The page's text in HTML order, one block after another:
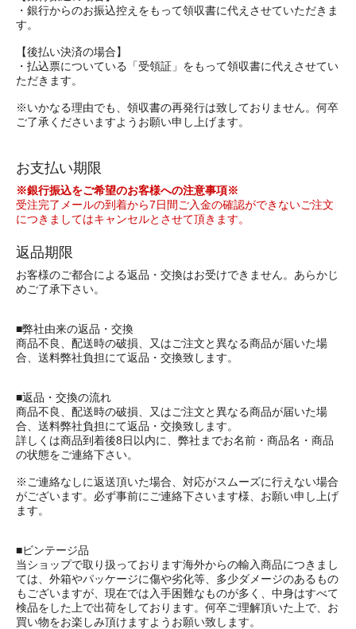
・銀行からのお振込控えをもって領収書に代えさせていただきま
す。
【後払い決済の場合】
・払込票についている「受領証」をもって領収書に代えさせてい
ただきます。
※いかなる理由でも、領収書の再発行は致しておりません。何卒
ご了承くださいますようお願い申し上げます。
お支払い期限
※銀行振込をご希望のお客様への注意事項※
受注完了メールの到着から7日間ご入金の確認ができないご注文
につきましてはキャンセルとさせて頂きます。
返品期限
お客様のご都合による返品・交換はお受けできません。あらかじ
めご了承下さい。
■弊社由来の返品・交換
商品不良、配送時の破損、又はご注文と異なる商品が届いた場
合、送料弊社負担にて返品・交換致します。
■返品・交換の流れ
商品不良、配送時の破損、又はご注文と異なる商品が届いた場
合、送料弊社負担にて返品・交換致します。
詳しくは商品到着後8日以内に、弊社までお名前・商品名・商品
の状態をご連絡下さい。
※ご連絡なしに返送頂いた場合、対応がスムーズに行えない場合
がございます。必ず事前にご連絡下さいます様、お願い申し上げ
ます。
■ビンテージ品
当ショップで取り扱っております海外からの輸入商品につきまし
ては、外箱やパッケージに傷や劣化等、多少ダメージのあるもの
もございますが、現在では入手困難なものが多く、中身はすべて
検品をした上で出荷をしております。何卒ご理解頂いた上で、お
買い物をお楽しみ頂けますようお願い致します。